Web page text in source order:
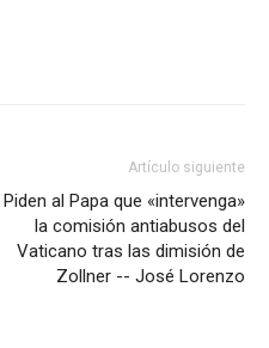
Artículo siguiente
Piden al Papa que «intervenga»
la comisión antiabusos del
Vaticano tras las dimisión de
Zollner -- José Lorenzo